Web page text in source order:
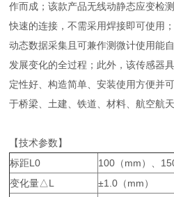
作而成；该款产品无线动静态应变检
快速的连接，不需采用焊接即可使用
动态数据采集且可兼作测微计使用能
发展变化的全过程；此外，该传感器
定性好、构造简单、安装使用方便并
于桥梁、土建、铁道、材料、航空航天
【技术参数】
标距L0
100（mm）、
变化量△L
±1.0（mm）